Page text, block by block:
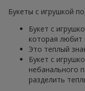
Букеты с игрушкой
Букет с
которая любит
Это теплый
Букет с
небанального
разделить